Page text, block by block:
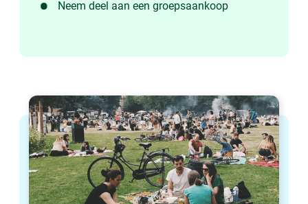
Neem deel aan een groepsaankoop